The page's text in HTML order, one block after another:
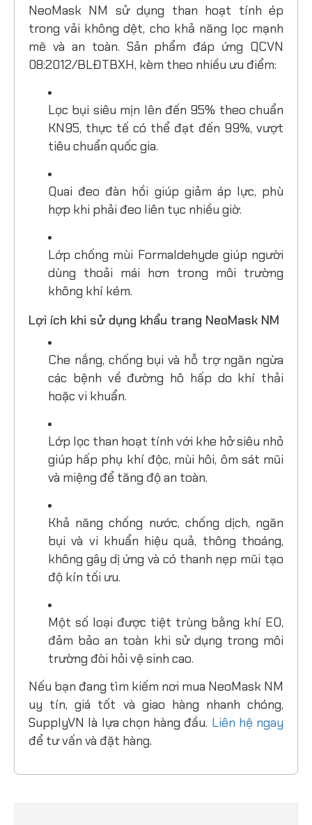
NeoMask NM sử dụng than hoạt tính ép
trong vải không dệt, cho khả năng lọc mạnh
mẽ và an toàn. Sản phẩm đáp ứng QCVN
08:2012/BLĐTBXH, kèm theo nhiều ưu điểm:
Lọc bụi siêu mịn lên đến 95% theo chuẩn
KN95, thực tế có thể đạt đến 99%, vượt
tiêu chuẩn quốc gia.
Quai đeo đàn hồi giúp giảm áp lực, phù
hợp khi phải đeo liên tục nhiều giờ.
Lớp chống mùi Formaldehyde giúp người
dùng thoải mái hơn trong môi trường
không khí kém.
Lợi ích khi sử dụng khẩu trang NeoMask NM
Che nắng, chống bụi và hỗ trợ ngăn ngừa
các bệnh về đường hô hấp do khí thải
hoặc vi khuẩn.
Lớp lọc than hoạt tính với khe hở siêu nhỏ
giúp hấp phụ khí độc, mùi hôi, ôm sát mũi
và miệng để tăng độ an toàn.
Khả năng chống nước, chống dịch, ngăn
bụi và vi khuẩn hiệu quả, thông thoáng,
không gây dị ứng và có thanh nẹp mũi tạo
độ kín tối ưu.
Một số loại được tiệt trùng bằng khí EO,
đảm bảo an toàn khi sử dụng trong môi
trường đòi hỏi vệ sinh cao.
Nếu bạn đang tìm kiếm nơi mua NeoMask NM
uy tín, giá tốt và giao hàng nhanh chóng,
SupplyVN là lựa chọn hàng đầu. Liên hệ ngay
để tư vấn và đặt hàng.